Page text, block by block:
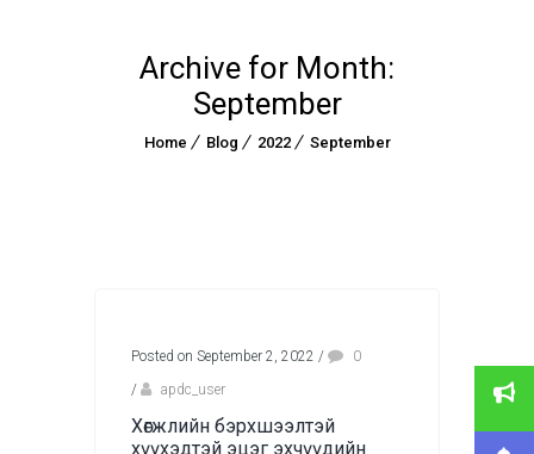
Archive for Month:
September
Home Blog 2022 September
Posted on September 2, 2022 /
0
/
apdc_user
Хөгжлийн бэрхшээлтэй
хүүхэдтэй эцэг эхчүүдийн